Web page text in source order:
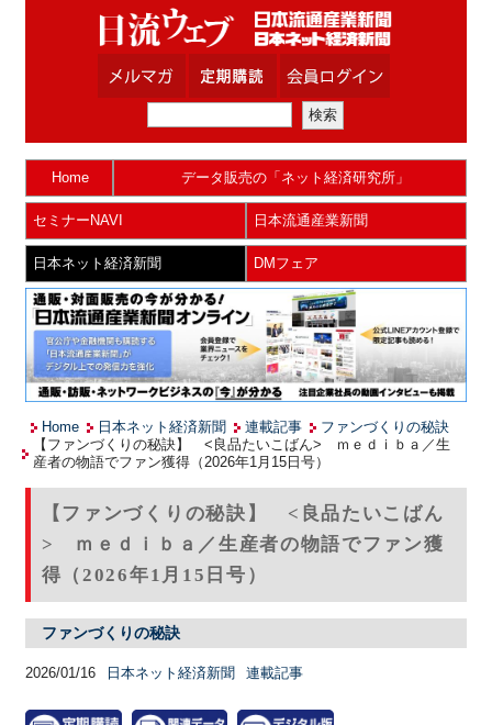
Home データ販売の「ネット経済研究所」
セミナーNAVI 日本流通産業新聞
日本ネット経済新聞 DMフェア
Home 日本ネット経済新聞 連載記事
ファンづくりの秘訣
【ファンづくりの秘訣】 <良品たいこばん> ｍｅｄｉｂａ／生
産者の物語でファン獲得（2026年1月15日号）
【ファンづくりの秘訣】 <良品たいこばん
> ｍｅｄｉｂａ／生産者の物語でファン獲
得（2026年1月15日号）
ファンづくりの秘訣
2026/01/16 日本ネット経済新聞 連載記事